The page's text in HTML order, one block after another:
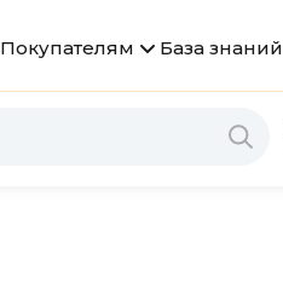
Покупателям База знаний